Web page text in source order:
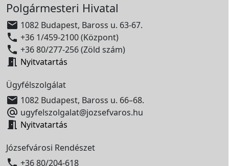
Polgármesteri Hivatal
 1082 Budapest, Baross u. 63-67.
 +36 1/459-2100 (Központ)
 +36 80/277-256 (Zöld szám)
 Nyitvatartás
Ügyfélszolgálat
 1082 Budapest, Baross u. 66–68.
 ugyfelszolgalat@jozsefvaros.hu
 Nyitvatartás
Józsefvárosi Rendészet
 +36 80/204-618